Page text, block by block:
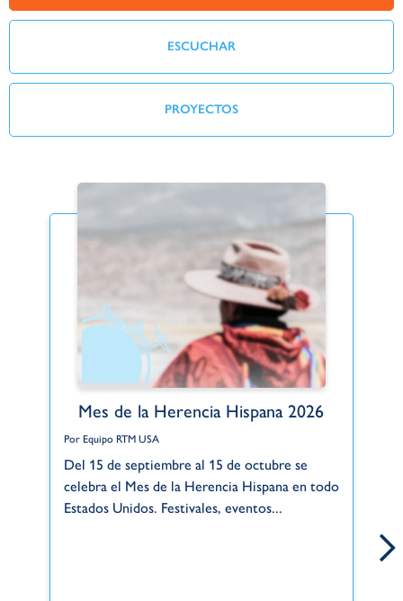
ESCUCHAR
PROYECTOS
Mes de la Herencia Hispana 2026
Por Equipo RTM USA
Del 15 de septiembre al 15 de octubre se
celebra el Mes de la Herencia Hispana en todo
Estados Unidos. Festivales, eventos...